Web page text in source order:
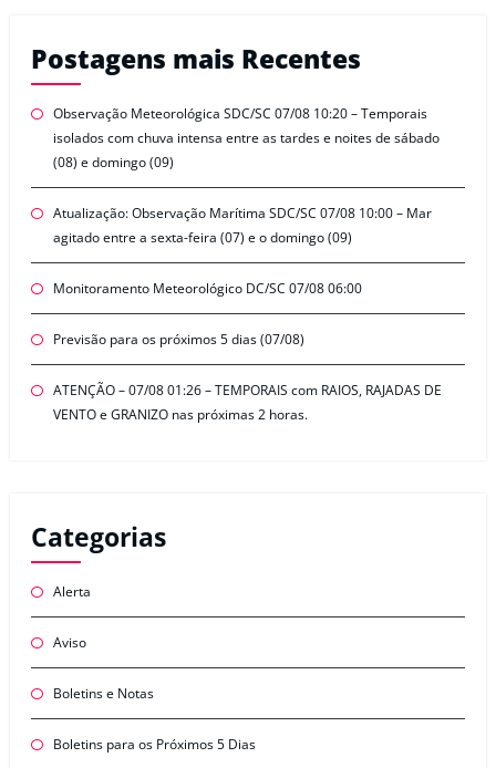
Postagens mais Recentes
Observação Meteorológica SDC/SC 07/08 10:20 – Temporais
isolados com chuva intensa entre as tardes e noites de sábado
(08) e domingo (09)
Atualização: Observação Marítima SDC/SC 07/08 10:00 – Mar
agitado entre a sexta-feira (07) e o domingo (09)
Monitoramento Meteorológico DC/SC 07/08 06:00
Previsão para os próximos 5 dias (07/08)
ATENÇÃO – 07/08 01:26 – TEMPORAIS com RAIOS, RAJADAS DE
VENTO e GRANIZO nas próximas 2 horas.
Categorias
Alerta
Aviso
Boletins e Notas
Boletins para os Próximos 5 Dias